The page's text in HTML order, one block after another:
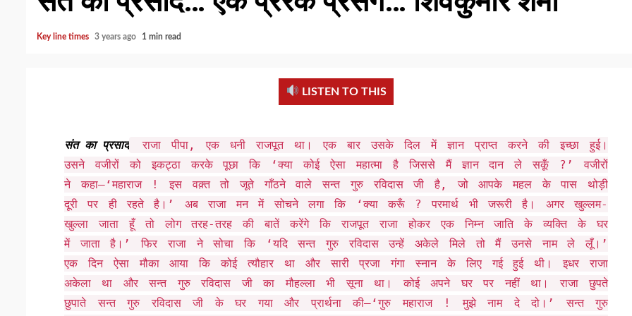
Key line times 3 years ago 1 min read
LISTEN TO THIS
संत का प्रसाद
राजा पीपा, एक धनी राजपूत था। एक बार उसके दिल में ज्ञान प्राप्त करने की इच्छा हुई।
उसने वजीरों को इकट्ठा करके पूछा कि ‘क्या कोई ऐसा महात्मा है जिससे मैं ज्ञान दान ले सकूँ ?’ वजीरों
ने कहा–‘महाराज ! इस वक़्त तो जूते गाँठने वाले सन्त गुरु रविदास जी है, जो आपके महल के पास थोड़ी
दूरी पर ही रहते है।’ अब राजा मन में सोचने लगा कि ‘क्या करूँ ? परमार्थ भी जरूरी है। अगर खुल्लम-
खुल्ला जाता हूँ तो लोग तरह-तरह की बातें करेंगे कि राजपूत राजा होकर एक निम्न जाति के व्यक्ति के घर
में जाता है।’ फिर राजा ने सोचा कि ‘यदि सन्त गुरु रविदास उन्हें अकेले मिले तो मैं उनसे नाम ले लूँ।’
एक दिन ऐसा मौका आया कि कोई त्यौहार था और सारी प्रजा गंगा स्नान के लिए गई हुई थी। इधर राजा
अकेला था और सन्त गुरु रविदास जी का मौहल्ला भी सूना था। कोई अपने घर पर नहीं था। राजा छुपते
छुपाते सन्त गुरु रविदास जी के घर गया और प्रार्थना की–‘गुरु महाराज ! मुझे नाम दे दो।’ सन्त गुरु